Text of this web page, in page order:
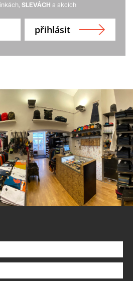
SLEVÁCH a akcích